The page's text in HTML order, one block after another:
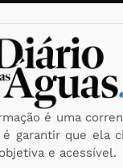
é uma
garantir que ela
e acessível.